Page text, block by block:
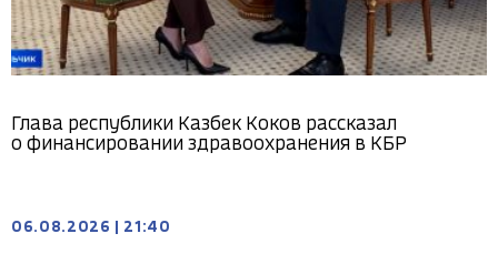
Глава республики Казбек Коков рассказал
о финансировании здравоохранения в КБР
06.08.2026 21:40